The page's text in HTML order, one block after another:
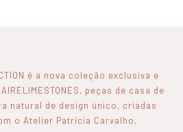
é a nova coleção exclusiva e
peças de casa de
natural de design único, criadas
o Atelier Patrícia Carvalho,